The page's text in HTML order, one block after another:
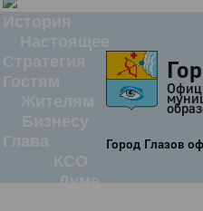
История
Настоящее
Стратегия
Гостям
Жителям
Бизнесу
Глава
КСО
Дума
Город Глазов